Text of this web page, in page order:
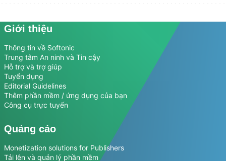
Giới thiệu
Thông tin về Softonic
Trung tâm An ninh và Tin cậy
Hỗ trợ và trợ giúp
Tuyển dụng
Editorial Guidelines
Thêm phần mềm / ứng dụng của bạn
Công cụ trực tuyến
Quảng cáo
Monetization solutions for Publishers
Tải lên và quản lý phần mềm